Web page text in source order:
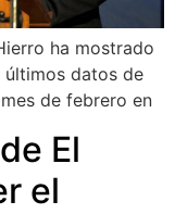
ha mostrado
últimos datos de
de febrero en
El
el